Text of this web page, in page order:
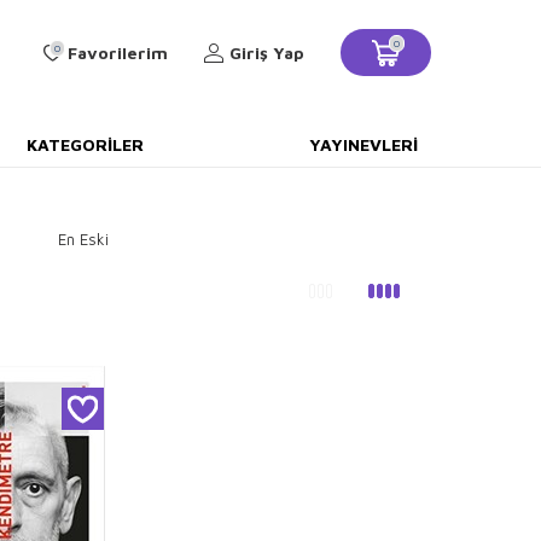
0 Favorilerim Giriş Yap 0
KATEGORILER YAYINEVLERI
En Eski